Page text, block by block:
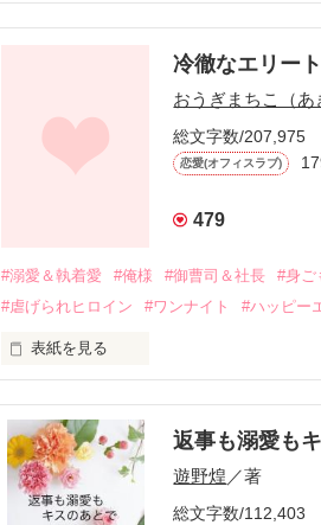
幼なじみの哲平に淡い恋心を抱いていた
しかし、ある出来事をきっかけに二人
関係修復もできないまま、美桜は両親の
引っ越すことになり、哲平とも離れ離れ
そして、ひょんなことから
酔った勢いで一夜を共にしてしまった。
さらに、美桜が初めてだと知った哲平は
『責任をとる、結婚しよう』と真っ直
甘やかしてくる。
そんなある日、哲平は美桜がストーカー
遭っていることを知る。
美桜を守るため、哲平は同居を提案し
冷徹なエリー
おうぎまちこ（あ
総文字数/207,975
恋愛(オフィスラブ)
479
#溺愛＆執着愛 #俺様 #御曹司＆社長 #身ご
#虐げられヒロイン
#ワンナイト #ハッピー
表紙を見る
ろ、日本人美青年と出会い、酒の勢いも
帰国後、美桜は新しい職場でワンナイ
も関わらず、一族を離れて起業した新
人だったのだ――！
なぜか恭司から飼い猫の世話係を命
返事も溺愛も
遊野煌 ／著
総文字数/112,403